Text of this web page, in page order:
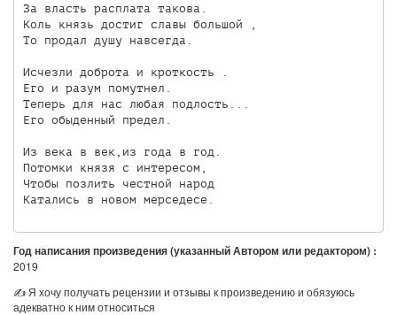
За власть расплата такова.
Коль князь достиг славы большой ,
То продал душу навсегда.
Исчезли доброта и кроткость .
Его и разум помутнел.
Теперь для нас любая подлость...
Его обыденный предел.
Из века в век,из года в год.
Потомки князя с интересом,
Чтобы позлить честной народ
Катались в новом мерседесе.
Год написания произведения (указанный Автором или редактором) :
2019
✍ Я хочу получать рецензии и отзывы к произведению и обязуюсь
адекватно к ним относиться